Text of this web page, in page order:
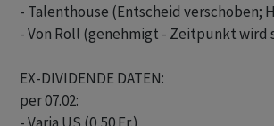
- Talenthouse (Entscheid verschoben;
- Von Roll (genehmigt - Zeitpunkt wird
EX-DIVIDENDE DATEN:
per 07.02: